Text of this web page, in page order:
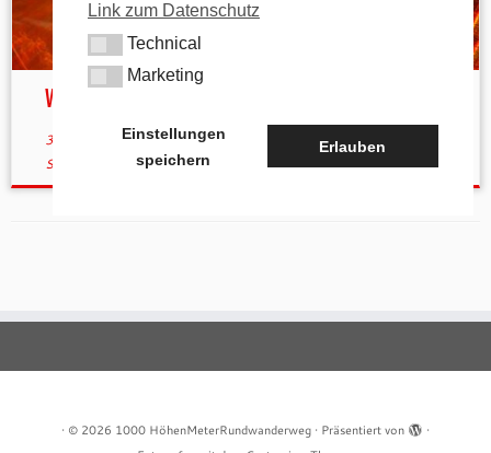
Wintersonnenuntergang
30. Dezember 2016inAktuelles verschlagwortet Reckenberg
Sonnenuntergang/Wintersonnenuntergang/Zankelsteinvontk
· © 2026 1000 HöhenMeterRundwanderweg · Präsentiert von
·
Link zum Datenschutz
TechnicalTechnical
MarketingMarketing
Einstellungen
speichern
Erlauben